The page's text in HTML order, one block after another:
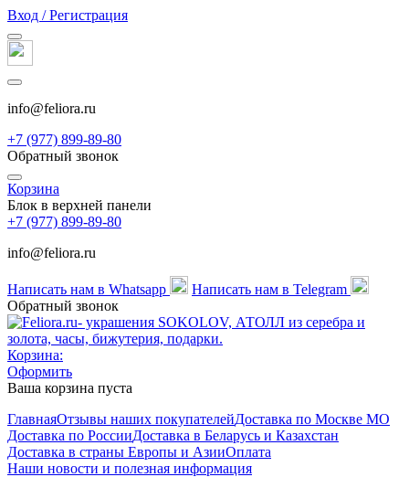
Вход / Регистрация
info@feliora.ru
+7 (977) 899-89-80
Обратный звонок
Корзина
Блок в верхней панели
+7 (977) 899-89-80
info@feliora.ru
Написать нам в Whatsapp
Написать нам в Telegram
Обратный звонок
Корзина:
Оформить
Ваша корзина пуста
ГлавнаяОтзывы наших покупателейДоставка по Москве МО
Доставка по РоссииДоставка в Беларусь и Казахстан
Доставка в страны Европы и АзииОплата
Наши новости и полезная информация